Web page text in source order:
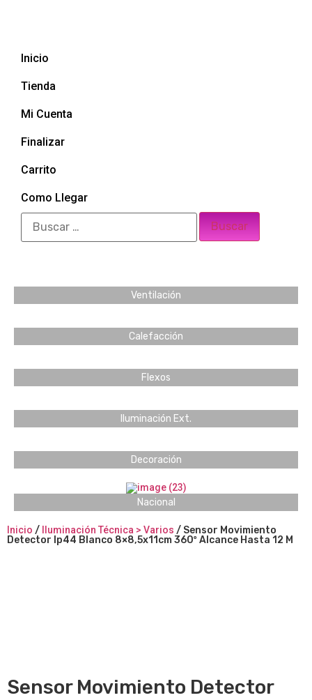
Inicio
Tienda
Mi Cuenta
Finalizar
Carrito
Como Llegar
Ventilación
Calefacción
Flexos
Iluminación Ext.
Decoración
Nacional
Inicio / Iluminación Técnica > Varios / Sensor Movimiento
Detector Ip44 Blanco 8×8,5x11cm 360º Alcance Hasta 12 M
Sensor Movimiento Detector